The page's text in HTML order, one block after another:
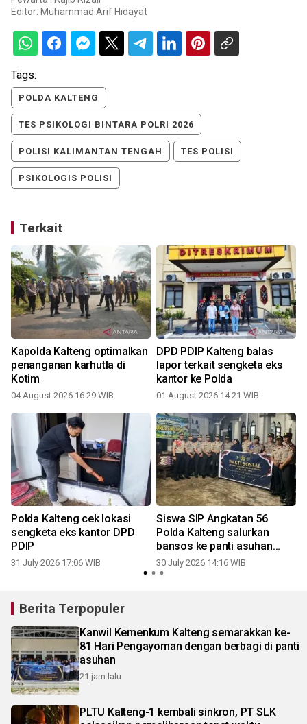
Editor: Muhammad Arif Hidayat
Tags:
POLDA KALTENG
TES PSIKOLOGI BINTARA POLRI 2026
POLISI KALIMANTAN TENGAH TES POLISI
PSIKOLOGIS POLISI
Terkait
Kapolda Kalteng optimalkan
penanganan karhutla di
Kotim
04 August 2026 16:29 WIB
DPD PDIP Kalteng balas
lapor terkait sengketa eks
kantor ke Polda
01 August 2026 14:21 WIB
Polda Kalteng cek lokasi
sengketa eks kantor DPD
PDIP
31 July 2026 17:06 WIB
Siswa SIP Angkatan 56
Polda Kalteng salurkan
bansos ke panti asuhan
Nurul Sholihin
30 July 2026 14:16 WIB
Berita Terpopuler
Kanwil Kemenkum Kalteng semarakkan ke-
81 Hari Pengayoman dengan berbagi di panti
asuhan
21 jam lalu
PLTU Kalteng-1 kembali sinkron, PT SLK